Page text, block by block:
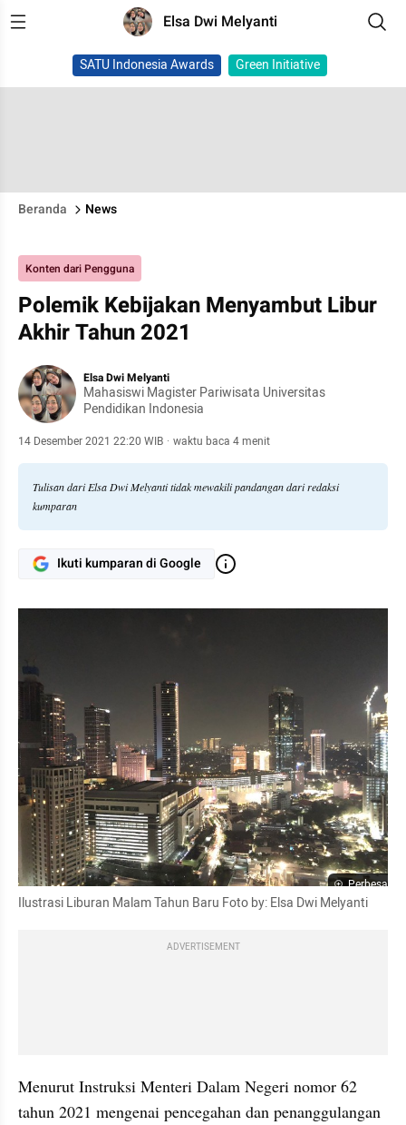
Elsa Dwi Melyanti
SATU Indonesia Awards Green Initiative
Beranda News
Konten dari Pengguna
Polemik Kebijakan Menyambut Libur
Akhir Tahun 2021
Elsa Dwi Melyanti
Mahasiswi Magister Pariwisata Universitas
Pendidikan Indonesia
14 Desember 2021 22:20 WIB · waktu baca 4 menit
Tulisan dari Elsa Dwi Melyanti tidak mewakili pandangan dari redaksi
kumparan
Ikuti kumparan di Google
Perbesar
Ilustrasi Liburan Malam Tahun Baru Foto by: Elsa Dwi Melyanti
ADVERTISEMENT
Menurut Instruksi Menteri Dalam Negeri nomor 62
tahun 2021 mengenai pencegahan dan penanggulangan